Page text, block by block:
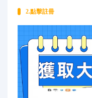
2.點擊註冊